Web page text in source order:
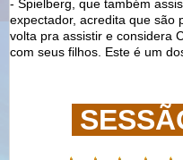
- Spielberg, que também
expectador, acredita que são
volta pra assistir e considera
com seus filhos. Este é um